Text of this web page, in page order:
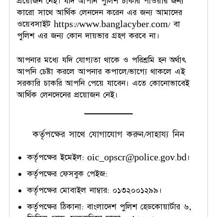
কারো সাথে আর্থিক লেনদেন করেন এর জন্য আমাদের
ওয়েবসাইট https://www.banglacyber.com/ বা
পুলিশ এর জন্য কোন দায়ভার গ্রহণ করবে না।
আপনার মধ্যে যদি যোগ্যতা থাকে ও পরিশ্রমি হন অর্থাৎ
আপনি চেষ্টা করলে আপনার কপালে/ভাগ্যে থাকলে এই
সরকারি চাকরি আপনি পেয়ে যাবেন। এতে কোনোভাবেই
আর্থিক লেনদেনের প্রয়োজন নেই।
কর্তৃপক্ষের সাথে যোগাযোগ করুন/সাহায্য নিন
কর্তৃপক্ষের ইমেইল: oic_opscr@police.gov.bd।
কর্তৃপক্ষের ফেসবুক পেইজ:
কর্তৃপক্ষের মোবাইল নাম্বার: ০১৩২০০১২৯৯।
কর্তৃপক্ষের ঠিকানা: বাংলাদেশ পুলিশ হেডকোয়ার্টার ৬,